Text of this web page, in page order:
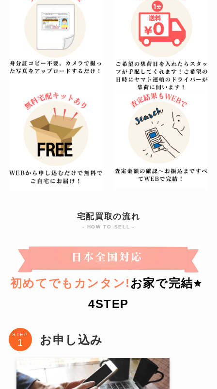
宅配買取の流れ
- HOW TO SELL -
初めてでもカンタン! お家で完結
4STEP
STEP お申し込み